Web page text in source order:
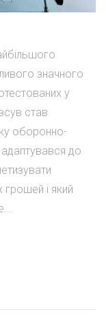
значного
у
став
оборонно-
до
грошей і який